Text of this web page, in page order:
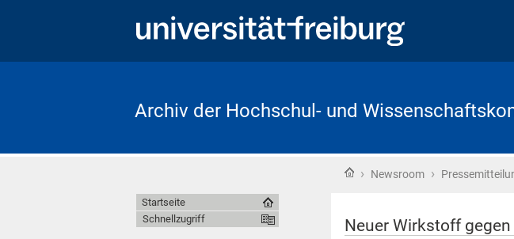
Archiv der Hochschul- und
Startseite
› Newsroom ›
Neuer Wirkstoff
Startseite
Schnellzugriff